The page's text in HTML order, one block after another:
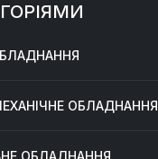
ОБЛАДНАННЯ
ОБЛАДНАННЯ